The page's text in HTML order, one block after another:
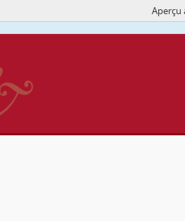
Ce siteAperçu